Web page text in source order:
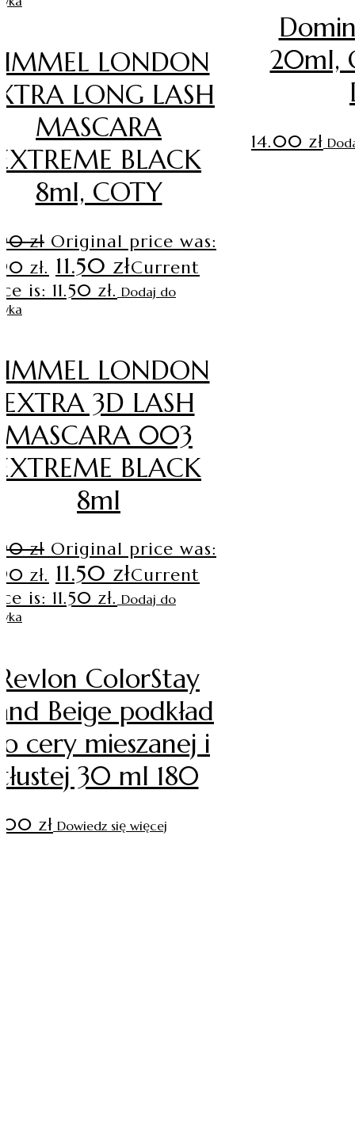
LONDON
LONG LASH
MASCARA
BLACK
8ml, COTY
zł Original price was:
zł. 11.50 złCurrent
is: 11.50 zł. Dodaj do
LONDON
EXTRA 3D LASH
MASCARA 003
BLACK
8ml
zł Original price was:
zł. 11.50 złCurrent
is: 11.50 zł. Dodaj do
ColorStay
Beige podkład
cery mieszanej i
30 ml 180
zł Dowiedz się więcej
20ml,
14.00 zł